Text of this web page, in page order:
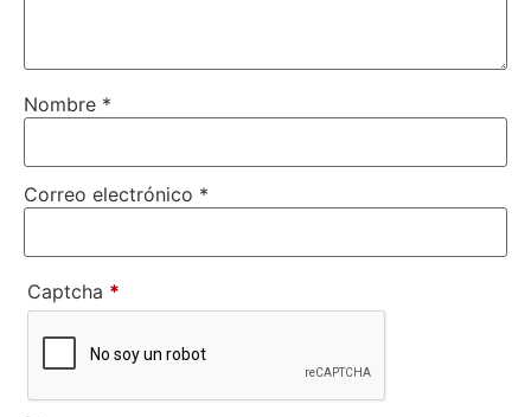
Nombre *
Correo electrónico *
Captcha *